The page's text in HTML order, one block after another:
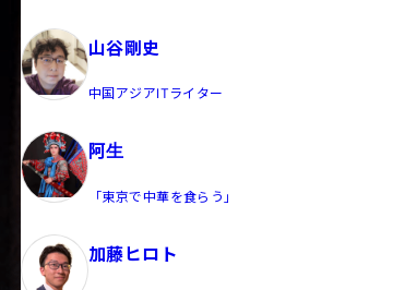
山谷剛史
中国アジアITライター
阿生
「東京で中華を食らう」
加藤ヒロト